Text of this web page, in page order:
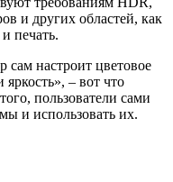
и других областей, как
печать.
настроит цветовое
– вот что
пользователи сами
и использовать их.